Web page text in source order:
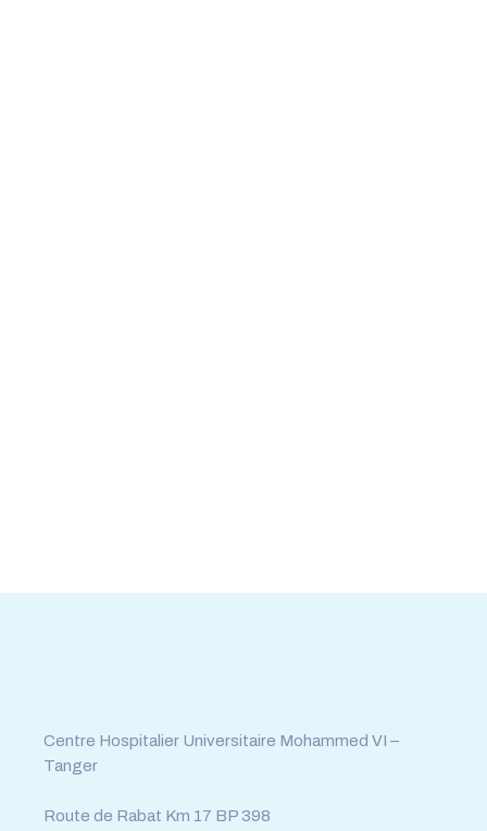
Centre Hospitalier Universitaire Mohammed VI –
Tanger
Route de Rabat Km 17 BP 398